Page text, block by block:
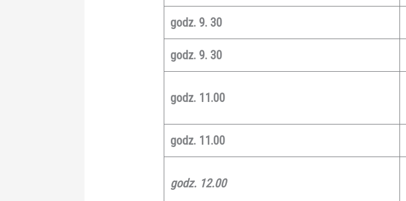
godz. 9. 30
godz. 9. 30
godz. 11.00
godz. 11.00
godz. 12.00